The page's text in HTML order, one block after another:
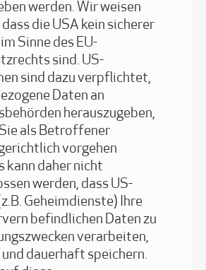
werden. Wir weisen
die USA kein sicherer
Sinne des EU-
sind. US-
sind dazu verpflichtet,
Daten an
herauszugeben,
als Betroffener
vorgehen
kann daher nicht
werden, dass US-
Geheimdienste) Ihre
befindlichen Daten zu
verarbeiten,
dauerhaft speichern.